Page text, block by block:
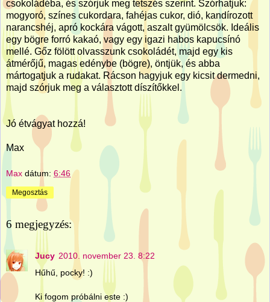
csokoládéba, és szórjuk meg tetszés szerint. Szórhatjuk:
mogyoró, színes cukordara, fahéjas cukor, dió, kandírozott
narancshéj, apró kockára vágott, aszalt gyümölcsök. Ideális
egy bögre forró kakaó, vagy egy igazi habos kapucsínó
mellé. Gőz fölött olvasszunk csokoládét, majd egy kis
átmérőjű, magas edénybe (bögre), öntjük, és abba
mártogatjuk a rudakat. Rácson hagyjuk egy kicsit dermedni,
majd szórjuk meg a választott díszítőkkel.
Jó étvágyat hozzá!
Max
Max dátum: 6:46
Megosztás
6 megjegyzés:
Jucy 2010. november 23. 8:22
Hűhű, pocky! :)
Ki fogom próbálni este :)